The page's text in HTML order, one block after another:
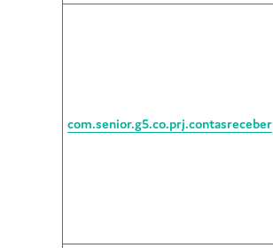
com.senior.g5.co.prj.contasreceber